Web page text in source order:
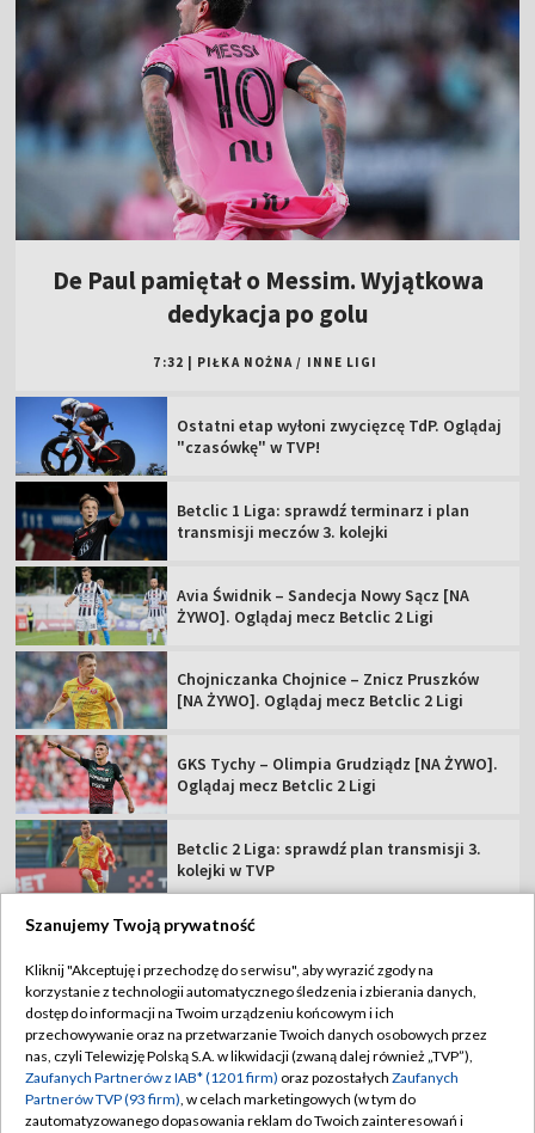
De Paul pamiętał o Messim. Wyjątkowa
dedykacja po golu
7:32 PIŁKA NOŻNA / INNE LIGI
Ostatni etap wyłoni zwycięzcę TdP. Oglądaj
"czasówkę" w TVP!
Betclic 1 Liga: sprawdź terminarz i plan
transmisji meczów 3. kolejki
Avia Świdnik – Sandecja Nowy Sącz [NA
ŻYWO]. Oglądaj mecz Betclic 2 Ligi
Chojniczanka Chojnice – Znicz Pruszków
[NA ŻYWO]. Oglądaj mecz Betclic 2 Ligi
GKS Tychy – Olimpia Grudziądz [NA ŻYWO].
Oglądaj mecz Betclic 2 Ligi
Betclic 2 Liga: sprawdź plan transmisji 3.
kolejki w TVP
TVP
Abonament TVP
Sklep TVP
Biuro Reklamy
Regulamin TVP
Polityka prywatności
Moje zgody
Szanujemy Twoją prywatność
Kliknij "Akceptuję i przechodzę do serwisu", aby wyrazić zgody na
korzystanie z technologii automatycznego śledzenia i zbierania danych,
dostęp do informacji na Twoim urządzeniu końcowym i ich
przechowywanie oraz na przetwarzanie Twoich danych osobowych przez
nas, czyli Telewizję Polską S.A. w likwidacji (zwaną dalej również „TVP”),
Zaufanych Partnerów z IAB* (1201 firm) oraz pozostałych Zaufanych
Partnerów TVP (93 firm), w celach marketingowych (w tym do
zautomatyzowanego dopasowania reklam do Twoich zainteresowań i